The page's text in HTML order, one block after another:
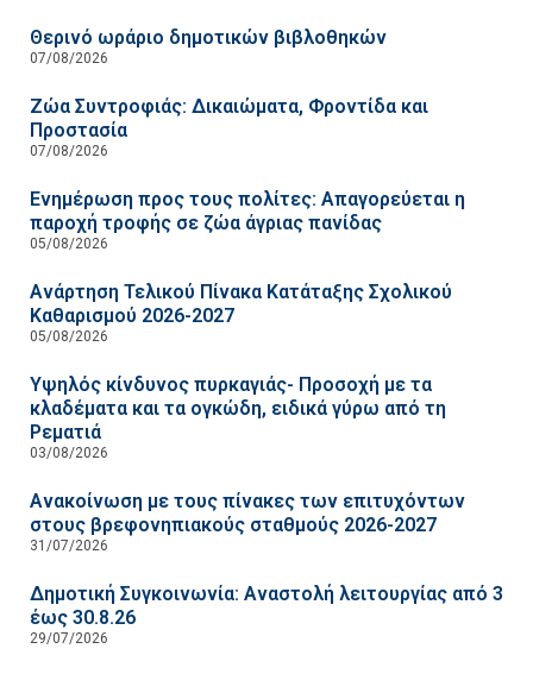
Θερινό ωράριο δημοτικών βιβλοθηκών
07/08/2026
Ζώα Συντροφιάς: Δικαιώματα, Φροντίδα και
Προστασία
07/08/2026
Ενημέρωση προς τους πολίτες: Απαγορεύεται η
παροχή τροφής σε ζώα άγριας πανίδας
05/08/2026
Ανάρτηση Τελικού Πίνακα Κατάταξης Σχολικού
Καθαρισμού 2026-2027
05/08/2026
Υψηλός κίνδυνος πυρκαγιάς- Προσοχή με τα
κλαδέματα και τα ογκώδη, ειδικά γύρω από τη
Ρεματιά
03/08/2026
Ανακοίνωση με τους πίνακες των επιτυχόντων
στους βρεφονηπιακούς σταθμούς 2026-2027
31/07/2026
Δημοτική Συγκοινωνία: Αναστολή λειτουργίας από 3
έως 30.8.26
29/07/2026